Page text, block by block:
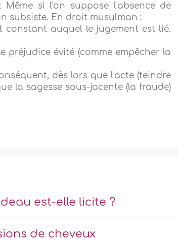
Même si l'on suppose l'absence de
subsiste. En droit musulman :
constant auquel le jugement est lié.
préjudice évité (comme empêcher la
dès lors que l'acte (teindre
la sagesse sous-jacente (la fraude)
est-elle licite ?
de cheveux